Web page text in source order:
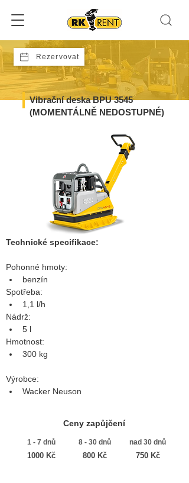
Rezervovat
Vibrační deska BPU 3545
(MOMENTÁLNĚ NEDOSTUPNÉ)
Technické specifikace:
Pohonné hmoty:
benzín
Spotřeba:
1,1 l/h
Nádrž:
5 l
Hmotnost:
300 kg
Výrobce:
Wacker Neuson
1000 Kč 800 Kč 750 Kč
1 - 7 dnů 8 - 30 dnů nad 30 dnů
Ceny zapůjčení